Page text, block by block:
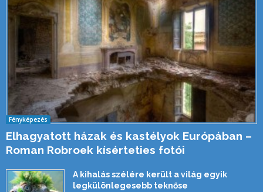
Fényképezés
Elhagyatott házak és kastélyok Európában –
Roman Robroek kísérteties fotói
A kihalás szélére került a világ egyik
legkülönlegesebb teknőse